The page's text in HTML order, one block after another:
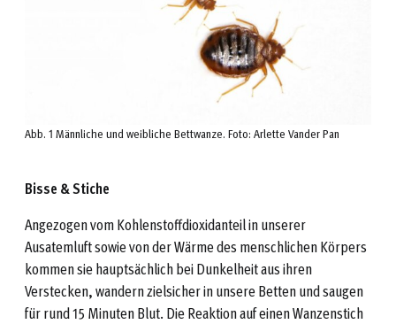
Abb. 1 Männliche und weibliche Bettwanze. Foto: Arlette Vander Pan
Bisse & Stiche
Angezogen vom Kohlenstoffdioxidanteil in unserer
Ausatemluft sowie von der Wärme des menschlichen Körpers
kommen sie hauptsächlich bei Dunkelheit aus ihren
Verstecken, wandern zielsicher in unsere Betten und saugen
für rund 15 Minuten Blut. Die Reaktion auf einen Wanzenstich